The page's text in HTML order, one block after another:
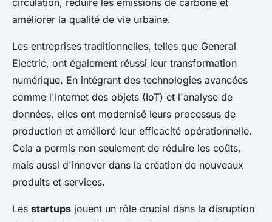
circulation, réduire les émissions de carbone et
améliorer la qualité de vie urbaine.
Les entreprises traditionnelles, telles que General
Electric, ont également réussi leur transformation
numérique. En intégrant des technologies avancées
comme l'Internet des objets (IoT) et l'analyse de
données, elles ont modernisé leurs processus de
production et amélioré leur efficacité opérationnelle.
Cela a permis non seulement de réduire les coûts,
mais aussi d'innover dans la création de nouveaux
produits et services.
Les startups jouent un rôle crucial dans la disruption